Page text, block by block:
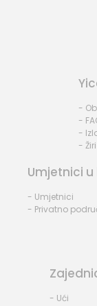
-
-
-
- Žiri
Umjetnici
- Umjetnici
- Privatno
- Ući